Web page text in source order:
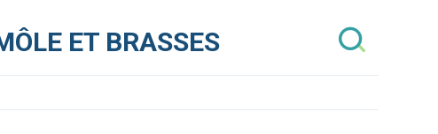
ET BRASSES